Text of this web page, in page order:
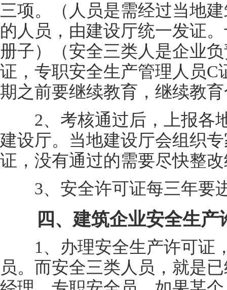
三项。（人员是需经过当地
的人员，由建设厅统一发证
册子）（安全三类人是企业
证，专职安全生产管理人员
期之前要继续教育，继续教
2、考核通过后，上报各
建设厅。当地建设厅会组织
证，没有通过的需要尽快整
3、安全许可证每三年要
四、建筑企业安全生产
1、办理安全生产许可证
员。而安全三类人员，就是